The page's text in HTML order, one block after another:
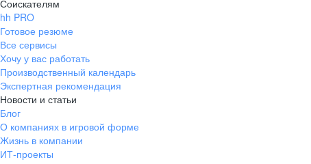
Соискателям
hh PRO
Готовое резюме
Все сервисы
Хочу у вас работать
Производственный календарь
Экспертная рекомендация
Новости и статьи
Блог
О компаниях в игровой форме
Жизнь в компании
ИТ-проекты